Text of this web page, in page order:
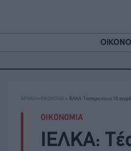
ΑΡΧΙΚΗ » ΟΙΚΟΝΟΜΙΑ » ΙΕΛΚΑ: Τέσσερις στους 10
ΟΙΚΟΝΟΜΙΑ
ΙΕΛΚΑ: